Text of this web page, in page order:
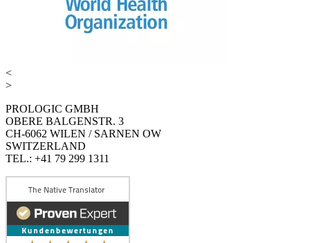
<
>
PROLOGIC GMBH
OBERE BALGENSTR. 3
CH-6062 WILEN / SARNEN OW
SWITZERLAND
TEL.: +41 79 299 1311